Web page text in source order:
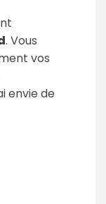
. Vous
vos
envie de